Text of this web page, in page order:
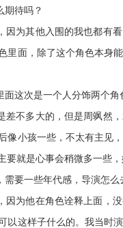
期待吗？
因为其他入围的我也都有
里面，除了这个角色本身
面这次是一个人分饰两个
差不多大的，但是周飒然
像小孩一些，不太有主见
要就是心事会稍微多一些
需要一些年代感，导演怎么
因为他在角色诠释上面，
以这样子什么的。我当时